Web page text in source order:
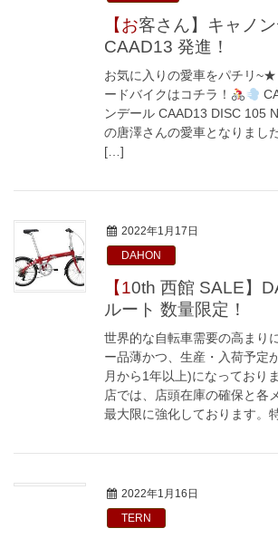
【お客さん】キャノンデール
CAAD13 発進！
お気に入りの愛車をパチリ
ードバイクはコチラ！
ンデール CAAD13 DISC 105
の唐澤さんの愛車となりまし
[…]
2022年1月17日
DAHON
【10th 西館 SALE】DAHON ダホン
ルート 数量限定！
世界的な自転車需要の高まり
ー品薄かつ、生産・入荷予定
月から1年以上)になっており
店では、店頭在庫の確保と各
最大限に強化しております。
2022年1月16日
TERN